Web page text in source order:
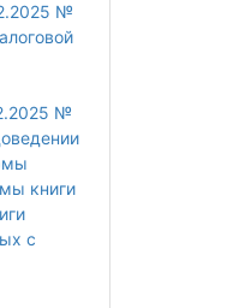
№
№
книги
с